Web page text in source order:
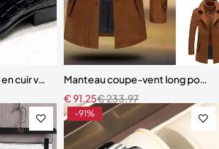
cuir véritable pour hommes, Oxfords
Manteau coupe-vent long pour
€233,97
€91,25
-91%